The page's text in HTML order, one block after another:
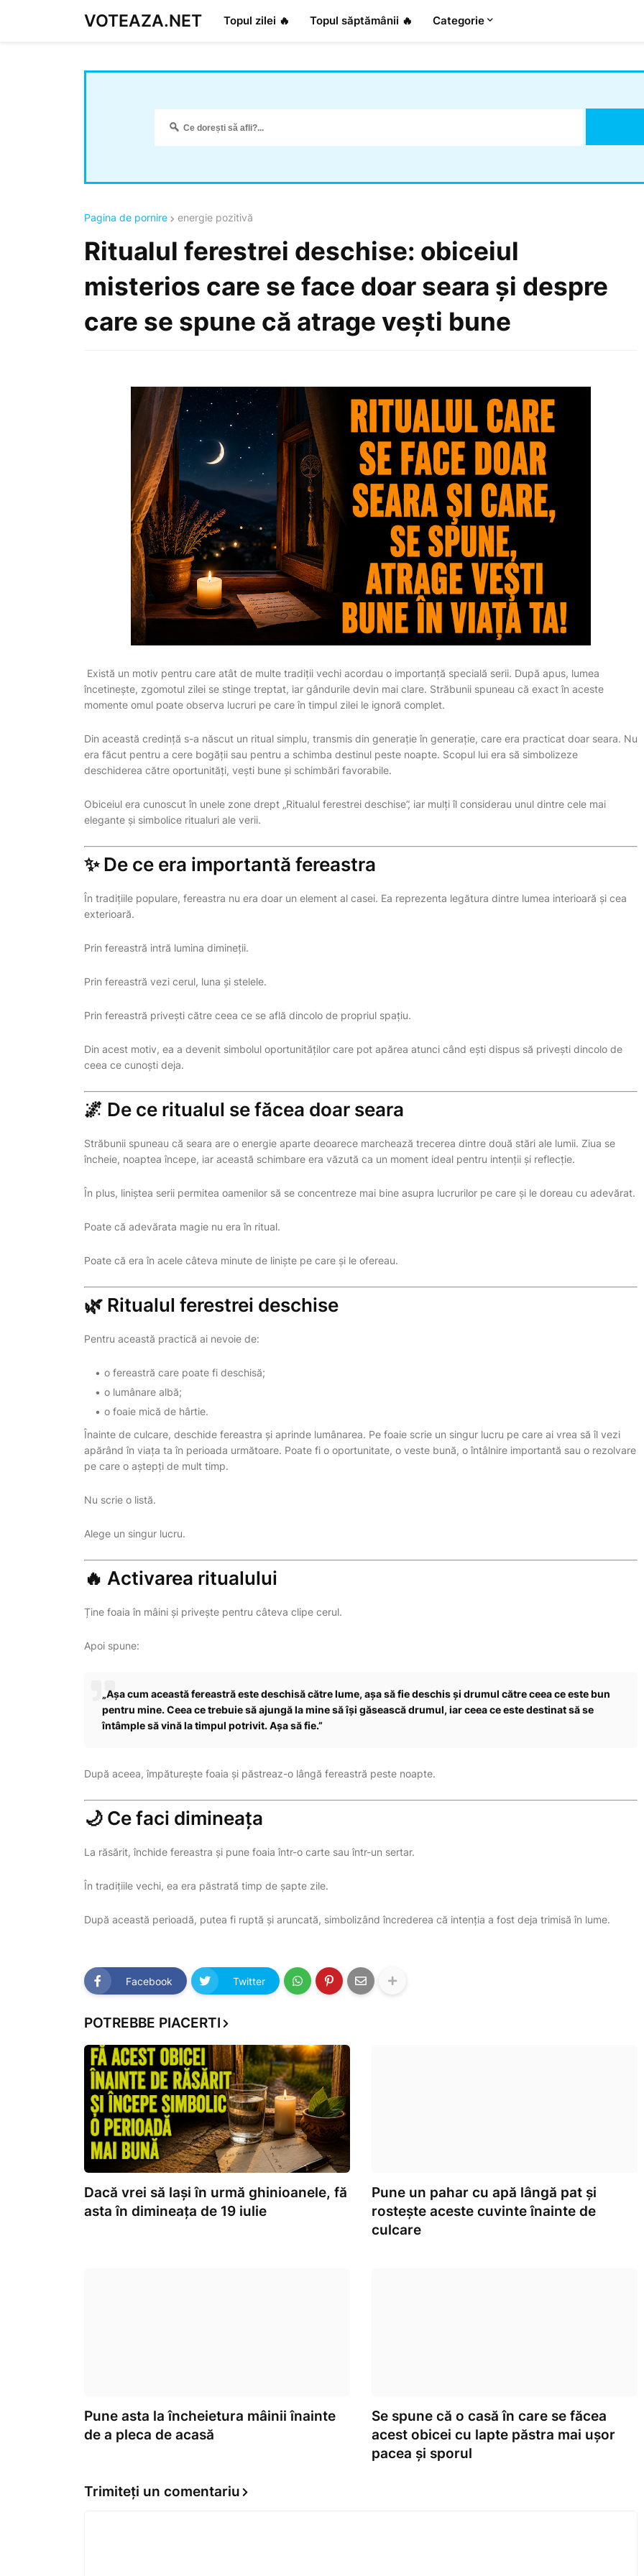
VOTEAZA.NET Topul zilei 🔥 Topul săptămânii 🔥 Categorie
Pagina de pornire energie pozitivă
Ritualul ferestrei deschise: obiceiul
misterios care se face doar seara și despre
care se spune că atrage vești bune
Există un motiv pentru care atât de multe tradiții vechi acordau o importanță specială serii. După apus, lumea
încetinește, zgomotul zilei se stinge treptat, iar gândurile devin mai clare. Străbunii spuneau că exact în aceste
momente omul poate observa lucruri pe care în timpul zilei le ignoră complet.
Din această credință s-a născut un ritual simplu, transmis din generație în generație, care era practicat doar seara. Nu
era făcut pentru a cere bogății sau pentru a schimba destinul peste noapte. Scopul lui era să simbolizeze
deschiderea către oportunități, vești bune și schimbări favorabile.
Obiceiul era cunoscut în unele zone drept „Ritualul ferestrei deschise”, iar mulți îl considerau unul dintre cele mai
elegante și simbolice ritualuri ale verii.
✨ De ce era importantă fereastra
În tradițiile populare, fereastra nu era doar un element al casei. Ea reprezenta legătura dintre lumea interioară și cea
exterioară.
Prin fereastră intră lumina dimineții.
Prin fereastră vezi cerul, luna și stelele.
Prin fereastră privești către ceea ce se află dincolo de propriul spațiu.
Din acest motiv, ea a devenit simbolul oportunităților care pot apărea atunci când ești dispus să privești dincolo de
ceea ce cunoști deja.
🌌 De ce ritualul se făcea doar seara
Străbunii spuneau că seara are o energie aparte deoarece marchează trecerea dintre două stări ale lumii. Ziua se
încheie, noaptea începe, iar această schimbare era văzută ca un moment ideal pentru intenții și reflecție.
În plus, liniștea serii permitea oamenilor să se concentreze mai bine asupra lucrurilor pe care și le doreau cu adevărat.
Poate că adevărata magie nu era în ritual.
Poate că era în acele câteva minute de liniște pe care și le ofereau.
🌿 Ritualul ferestrei deschise
Pentru această practică ai nevoie de:
o fereastră care poate fi deschisă;
o lumânare albă;
o foaie mică de hârtie.
Înainte de culcare, deschide fereastra și aprinde lumânarea. Pe foaie scrie un singur lucru pe care ai vrea să îl vezi
apărând în viața ta în perioada următoare. Poate fi o oportunitate, o veste bună, o întâlnire importantă sau o rezolvare
pe care o aștepți de mult timp.
Nu scrie o listă.
Alege un singur lucru.
🔥 Activarea ritualului
Ține foaia în mâini și privește pentru câteva clipe cerul.
Apoi spune:
„Așa cum această fereastră este deschisă către lume, așa să fie deschis și drumul către ceea ce este bun
pentru mine. Ceea ce trebuie să ajungă la mine să își găsească drumul, iar ceea ce este destinat să se
întâmple să vină la timpul potrivit. Așa să fie.”
După aceea, împăturește foaia și păstreaz-o lângă fereastră peste noapte.
🌙 Ce faci dimineața
La răsărit, închide fereastra și pune foaia într-o carte sau într-un sertar.
În tradițiile vechi, ea era păstrată timp de șapte zile.
După această perioadă, putea fi ruptă și aruncată, simbolizând încrederea că intenția a fost deja trimisă în lume.
Facebook Twitter
POTREBBE PIACERTI
Dacă vrei să lași în urmă ghinioanele, fă
asta în dimineața de 19 iulie
Pune un pahar cu apă lângă pat și
rostește aceste cuvinte înainte de
culcare
Pune asta la încheietura mâinii înainte
de a pleca de acasă
Se spune că o casă în care se făcea
acest obicei cu lapte păstra mai ușor
pacea și sporul
Trimiteți un comentariu